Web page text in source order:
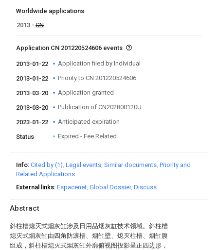
Abstract
斜柱槽熄灭式烟灰缸涉及日用品烟灰缸技术领域。斜柱槽
熄灭式烟灰缸由四角防滚槽、烟缸壁、熄灭柱槽、烟缸腹
组成，斜柱槽熄灭式烟灰缸外廓俯视图投影呈正四边形，
Worldwide applications
2013
CN
Application CN 201220524606 events
2013-01-22 Application filed by Individual
2013-01-22 Priority to CN 201220524606
2013-03-20 Application granted
2013-03-20 Publication of CN202800120U
2023-01-22 Anticipated expiration
Status Expired - Fee Related
Info Cited by (1) Legal events Similar documents Priority and
Related Applications
External links Espacenet Global Dossier Discuss